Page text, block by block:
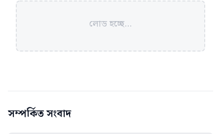
লোড হচ্ছে...
সম্পর্কিত সংবাদ